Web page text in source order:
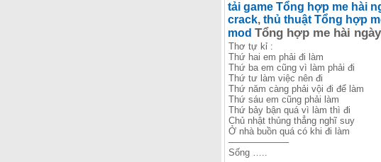
tải game Tổng hợp me hài
crack, thủ thuật Tổng hợp
mod Tổng hợp me hài
Thơ tự kỉ :
Thứ hai em phải đi làm
Thứ ba em cũng vì làm phải đi
Thứ tư làm việc nên đi
Thứ năm càng phải vội đi để làm
Thứ sáu em cũng phải làm
Thứ bảy bận quá vì làm thì đi
Chủ nhật thủng thẳng nghĩ suy
Ở nhà buồn quá có khi đi làm
——————–
Sống …..